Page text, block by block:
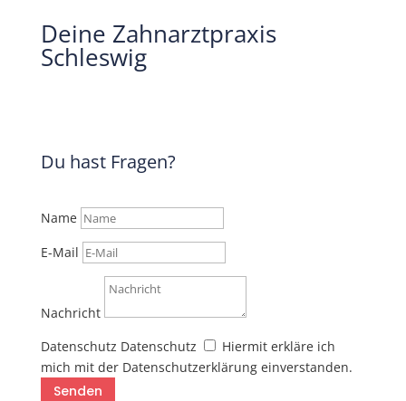
Deine Zahnarztpraxis
Schleswig
Du hast Fragen?
Name
E-Mail
Nachricht
Datenschutz Datenschutz
Hiermit erkläre ich
mich mit der Datenschutzerklärung einverstanden.
Senden